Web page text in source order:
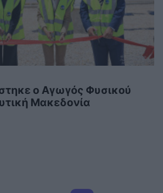
ο Αγωγός Φυσικού
Μακεδονία